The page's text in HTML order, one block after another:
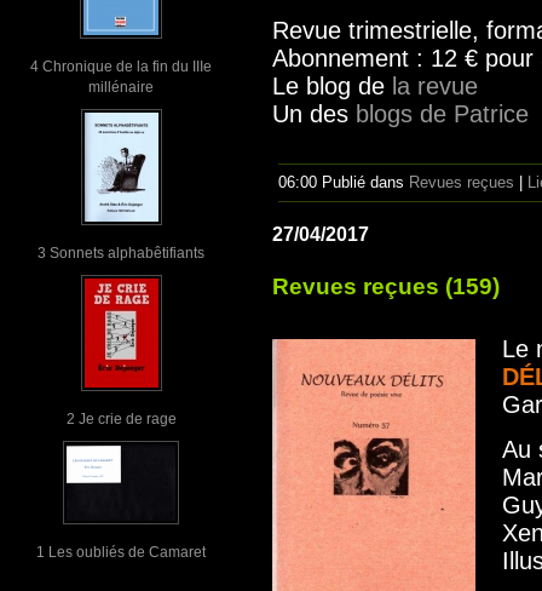
4 Chronique de la fin du IIIe
millénaire
3 Sonnets alphabêtifiants
2 Je crie de rage
1 Les oubliés de Camaret
Revue trimestrielle,
Abonnement : 12 € pour
Le blog de la revue
Un des blogs de Patrice
06:00 Publié dans Revues reçues
27/04/2017
Revues reçues (159)
Le
Au